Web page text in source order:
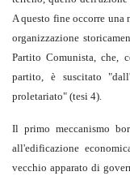
A questo fine occorre
organizzazione
Partito Comunista, che,
partito, è suscitato
proletariato" (tesi 4).
Il primo meccanismo
all'edificazione
vecchio apparato di